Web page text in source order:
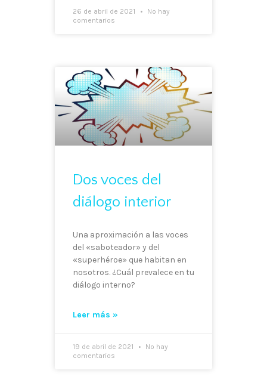
26 de abril de 2021
No hay
comentarios
Dos voces del
diálogo interior
Una aproximación a las voces
del «saboteador» y del
«superhéroe» que habitan en
nosotros. ¿Cuál prevalece en tu
diálogo interno?
Leer más »
19 de abril de 2021
No hay
comentarios